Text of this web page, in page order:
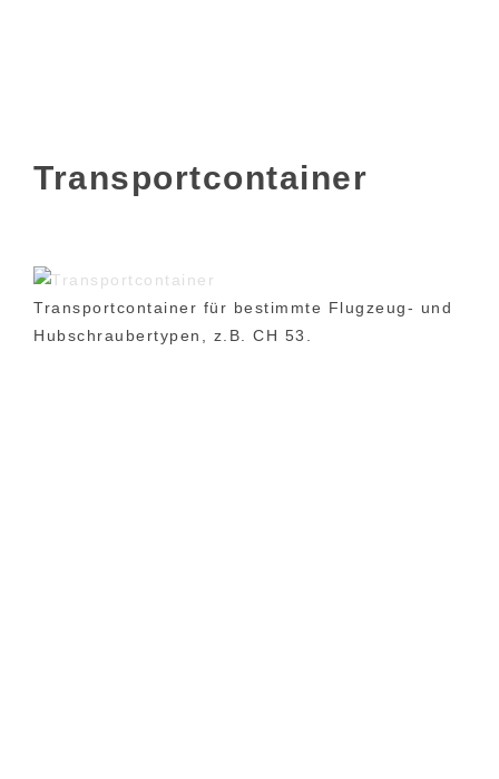
Transportcontainer
Transportcontainer für bestimmte Flugzeug- und
Hubschraubertypen, z.B. CH 53.